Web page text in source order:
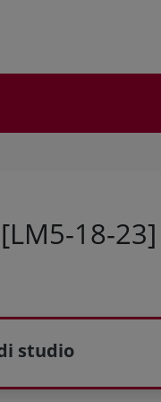
[LM5-18-23]
studio